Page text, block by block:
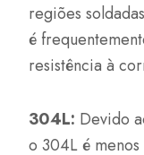
regiões
é
resistência à
304L: Devido
o 304L é